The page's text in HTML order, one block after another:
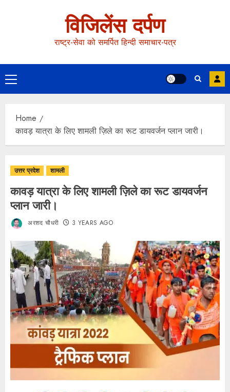
विजिलेंस दर्पण
राष्ट्र-सेवा को समर्पित हिन्दी समाचार-पत्र
Home
कावड़ यात्रा के लिए शामली ज़िले का रूट डायवर्जन प्लान जारी।
उत्तर प्रदेश शामली
कावड़ यात्रा के लिए शामली ज़िले का रूट डायवर्जन
प्लान जारी।
अरशद चौधरी 3 YEARS AGO